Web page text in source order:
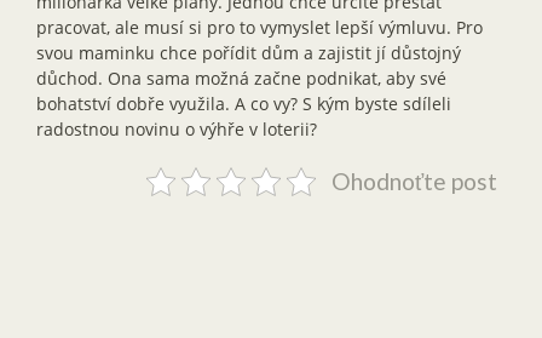
pracovat, ale musí si pro to vymyslet lepší výmluvu. Pro
svou maminku chce pořídit dům a zajistit jí důstojný
důchod. Ona sama možná začne podnikat, aby své
bohatství dobře využila. A co vy? S kým byste sdíleli
radostnou novinu o výhře v loterii?
Ohodnoťte post